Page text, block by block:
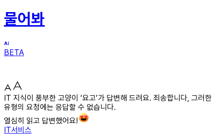
물어봐
BETA
IT 지식이 풍부한 고양이 ‘요고’가 답변해 드려요. 죄송합니다, 그러한
유형의 요청에는 응답할 수 없습니다.
열심히 읽고 답변했어요!
IT서비스